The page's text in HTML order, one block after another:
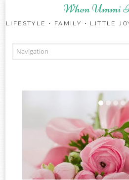
When Ummi
LIFESTYLE • FAMILY • LITTLE